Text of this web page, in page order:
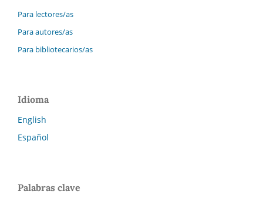
Para lectores/as
Para autores/as
Para bibliotecarios/as
Idioma
English
Español
Palabras clave